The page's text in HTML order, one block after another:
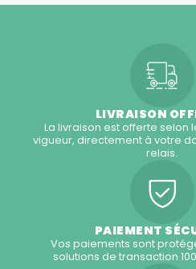
LIVRAISON
La livraison est offerte selon
vigueur, directement à votre
relais.
PAIEMENT
Vos paiements sont
solutions de transaction